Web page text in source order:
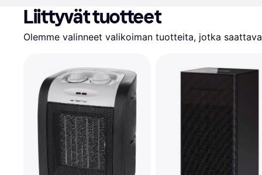
Liittyvät tuotteet
Olemme valinneet valikoiman tuotteita, jotka